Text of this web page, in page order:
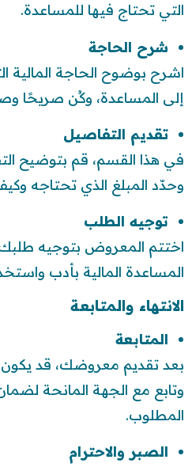
التي تحتاج فيها للمساعدة.
شرح الحاجة
اشرح بوضوح الحاجة المالية
إلى المساعدة، وكُن
تقديم التفاصيل
في هذا القسم، قم بتوضيح
وحدّد المبلغ الذي تحتاجه
توجيه الطلب
اختتم المعروض بتوجيه
المساعدة المالية بأدب
الانتهاء والمتابعة
المتابعة
بعد تقديم معروضك، قد يكون
وتابع مع الجهة المانحة
المطلوب.
الصبر والاحترام